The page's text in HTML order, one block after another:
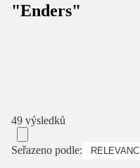
"Enders"
49 výsledků
Seřazeno podle: